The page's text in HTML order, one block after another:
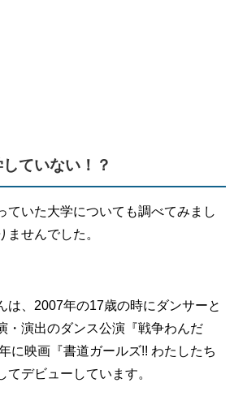
ていない！？
ていた大学についても調べてみまし
ませんでした。
は、2007年の17歳の時にダンサーと
・演出のダンス公演『戦争わんだ
に映画『書道ガールズ!! わたしたち
てデビューしています。